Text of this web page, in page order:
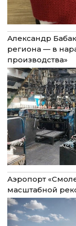
Александр
региона — в
производства»
Аэропорт
масштабной